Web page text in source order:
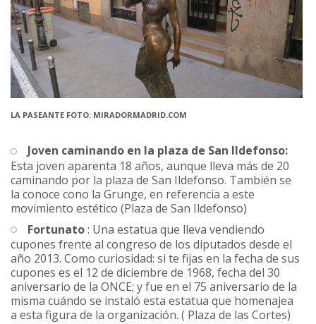
LA PASEANTE FOTO: MIRADORMADRID.COM
Joven caminando en la plaza de San Ildefonso:
Esta joven aparenta 18 años, aunque lleva más de 20
caminando por la plaza de San Ildefonso. También se
la conoce cono la Grunge, en referencia a este
movimiento estético (Plaza de San Ildefonso)
Fortunato: Una estatua que lleva vendiendo
cupones frente al congreso de los diputados desde el
año 2013. Como curiosidad: si te fijas en la fecha de sus
cupones es el 12 de diciembre de 1968, fecha del 30
aniversario de la ONCE; y fue en el 75 aniversario de la
misma cuándo se instaló esta estatua que homenajea
a esta figura de la organización. ( Plaza de las Cortes)